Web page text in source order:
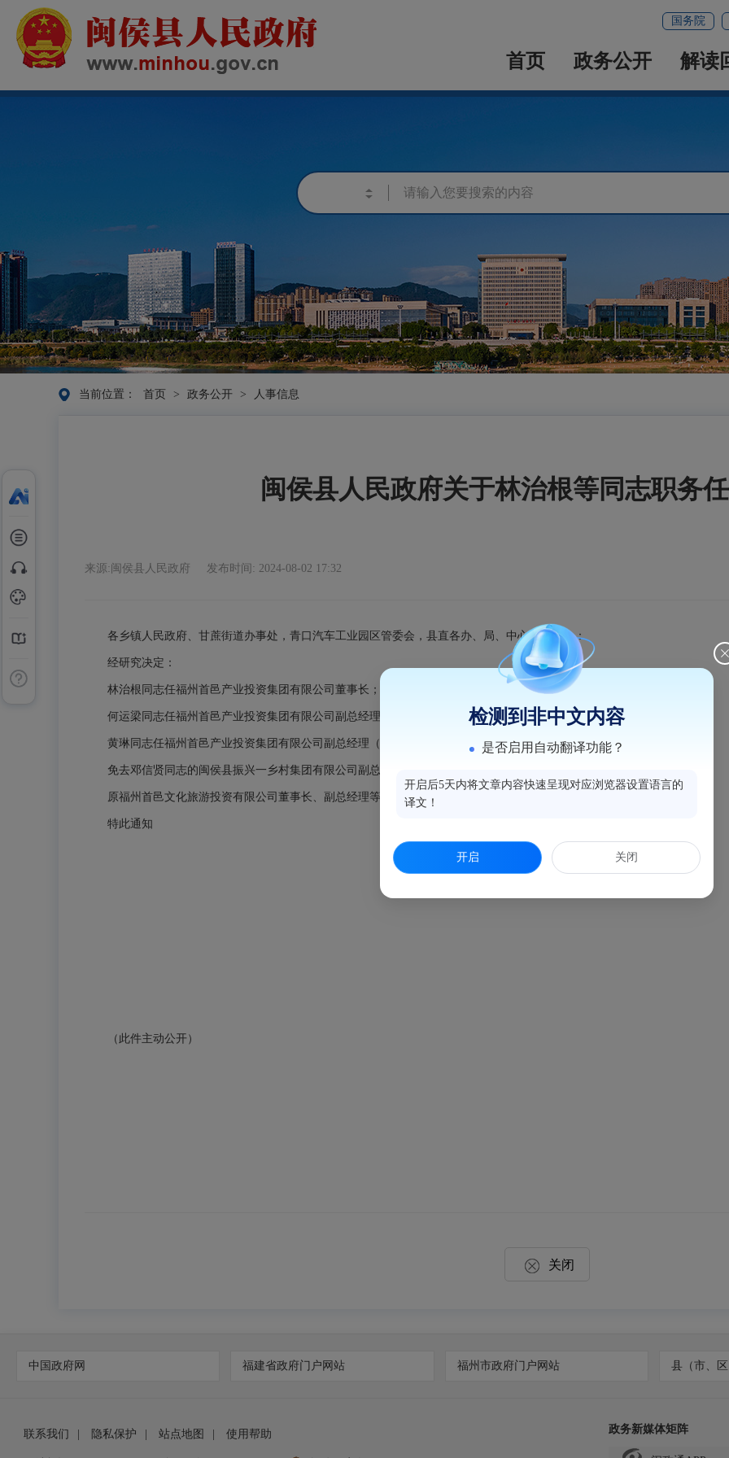
国务院
首页 政务公开 解读
当前位置： 首页 > 政务公开 > 人事信息
闽侯县人民政府关于林治根等同志职务
来源:闽侯县人民政府 发布时间: 2024-08-02 17:32
各乡镇人民政府、甘蔗街道办事处，青口汽车工业园区管委会，县直各办、局、中心（公司）：
经研究决定：
林治根同志任福州首邑产业投资集团有限公司董事长；
何运梁同志任福州首邑产业投资集团有限公司副总经理；
黄琳同志任福州首邑产业投资集团有限公司副总经理（试用期一年），试用期时间从2023年8月起计算；
免去邓信贤同志的闽侯县振兴一乡村集团有限公司副总经理（挂职）职务。
原福州首邑文化旅游投资有限公司董事长、副总经理等职务自然免除，不再办理免职手续。
特此通知
（此件主动公开）
关闭
中国政府网 福建省政府门户网站 福州市政府门户网站 县（市、
联系我们 隐私保护 站点地图 使用帮助 政务新媒体矩阵
检测到非中文内容
是否启用自动翻译功能？
开启后5天内将文章内容快速呈现对应浏览器设置语言的
译文！
开启 关闭